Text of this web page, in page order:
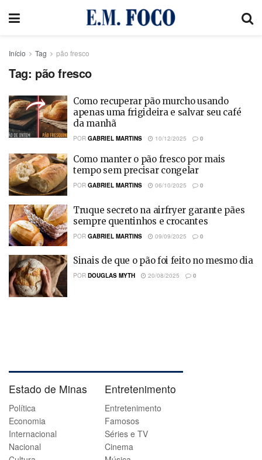
Início Tag pão fresco
Tag: pão fresco
Como recuperar pão murcho usando
apenas uma frigideira e salvar seu café
da manhã
POR GABRIEL MARTINS 10/12/2025 0
Como manter o pão fresco por mais
tempo sem precisar congelar
POR GABRIEL MARTINS 06/10/2025 0
Truque secreto na airfryer garante pães
sempre quentinhos e crocantes
POR GABRIEL MARTINS 09/09/2025 0
Sinais de que o pão foi feito no mesmo dia
POR DOUGLAS MYTH 20/08/2025 0
Estado de Minas
Política
Economia
Internacional
Nacional
Entretenimento
Entretenimento
Famosos
Séries e TV
Cinema